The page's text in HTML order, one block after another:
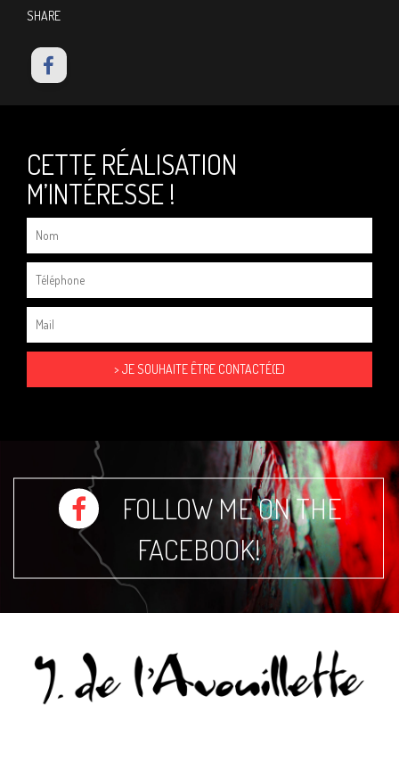
SHARE
CETTE RÉALISATION
M’INTÉRESSE !
FOLLOW ME ON THE
FACEBOOK!